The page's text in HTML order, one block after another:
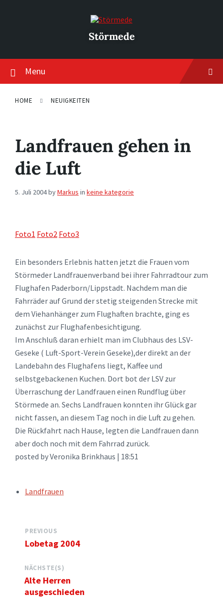
Störmede
Menu
HOME NEUIGKEITEN
Landfrauen gehen in
die Luft
5. Juli 2004byMarkus in keine kategorie
Foto1 Foto2 Foto3
Ein besonders Erlebnis hatten jetzt die Frauen vom
Störmeder Landfrauenverband bei ihrer Fahrradtour zum
Flughafen Paderborn/Lippstadt. Nachdem man die
Fahrräder auf Grund der stetig steigenden Strecke mit
dem Viehanhänger zum Flughaften brachte, ging es
zunächst zur Flughafenbesichtigung.
Im Anschluß daran erhielt man im Clubhaus des LSV-
Geseke ( Luft-Sport-Verein Geseke),der direkt an der
Landebahn des Flughafens liegt, Kaffee und
selbstgebackenen Kuchen. Dort bot der LSV zur
Überraschung der Landfrauen einen Rundflug über
Störmede an. Sechs Landfrauen konnten ihr Glück gar
nicht fassen, an diesem Tag noch in die Luft zu gehen.
Die Rückfahrt nach Hause, legten die Landfrauen dann
aber doch noch mit dem Fahrrad zurück.
posted by Veronika Brinkhaus | 18:51
TAGS:Landfrauen
PREVIOUS
Lobetag 2004
NÄCHSTE(S)
Alte Herren
ausgeschieden